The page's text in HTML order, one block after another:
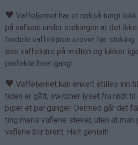
♥ Vaffeljernet har et nokså tungt
på vaflene under stekingen at det
fordele vaffelrøren utover før steking.
øse vaffelrøre på midten og lukker
perfekte hver gang!
♥ Vaffeljernet kan enkelt stilles inn
tiden er gått, switcher lyset fra rødt
piper et par ganger. Dermed går det
ting mens vaflene steker, uten at man
vaflene blir brent. Helt genialt!